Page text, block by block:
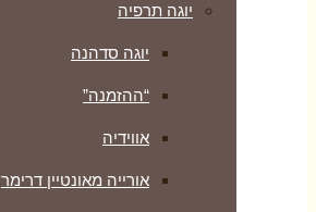
יוגה תרפיה
יוגה סדהנה
“ההזמנה”
אווידיה
אורייה מאונטיין דרימר